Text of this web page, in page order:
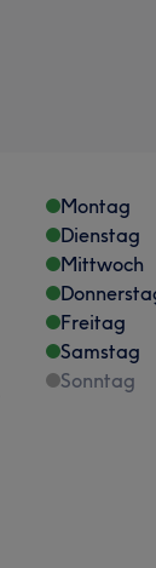
Montag
Dienstag
Mittwoch
Freitag
Samstag
Sonntag